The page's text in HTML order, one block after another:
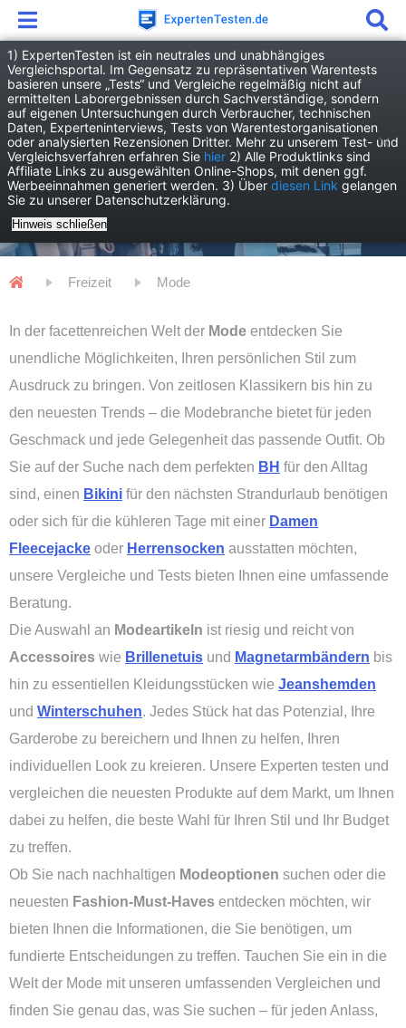
1) ExpertenTesten ist ein neutrales und unabhängiges
Vergleichsportal. Im Gegensatz zu repräsentativen Warentests
basieren unsere „Tests“ und Vergleiche regelmäßig nicht auf
ermittelten Laborergebnissen durch Sachverständige, sondern
auf eigenen Untersuchungen durch Verbraucher, technischen
Daten, Experteninterviews, Tests von Warentestorganisationen
oder analysierten Rezensionen Dritter. Mehr zu unserem Test- und
Vergleichsverfahren erfahren Sie hier 2) Alle Produktlinks sind
Affiliate Links zu ausgewählten Online-Shops, mit denen ggf.
Werbeeinnahmen generiert werden. 3) Über diesen Link gelangen
Sie zu unserer Datenschutzerklärung.
Hinweis schließen
Mode
Freizeit Mode
In der facettenreichen Welt der Mode entdecken Sie
unendliche Möglichkeiten, Ihren persönlichen Stil zum
Ausdruck zu bringen. Von zeitlosen Klassikern bis hin zu
den neuesten Trends – die Modebranche bietet für jeden
Geschmack und jede Gelegenheit das passende Outfit. Ob
Sie auf der Suche nach dem perfekten BH für den Alltag
sind, einen Bikini für den nächsten Strandurlaub benötigen
oder sich für die kühleren Tage mit einer Damen
Fleecejacke oder Herrensocken ausstatten möchten,
unsere Vergleiche und Tests bieten Ihnen eine umfassende
Beratung.
Die Auswahl an Modeartikeln ist riesig und reicht von
Accessoires wie Brillenetuis und Magnetarmbändern bis
hin zu essentiellen Kleidungsstücken wie Jeanshemden
und Winterschuhen. Jedes Stück hat das Potenzial, Ihre
Garderobe zu bereichern und Ihnen zu helfen, Ihren
individuellen Look zu kreieren. Unsere Experten testen und
vergleichen die neuesten Produkte auf dem Markt, um Ihnen
dabei zu helfen, die beste Wahl für Ihren Stil und Ihr Budget
zu treffen.
Ob Sie nach nachhaltigen Modeoptionen suchen oder die
neuesten Fashion-Must-Haves entdecken möchten, wir
bieten Ihnen die Informationen, die Sie benötigen, um
fundierte Entscheidungen zu treffen. Tauchen Sie ein in die
Welt der Mode mit unseren umfassenden Vergleichen und
finden Sie genau das, was Sie suchen – für jeden Anlass,